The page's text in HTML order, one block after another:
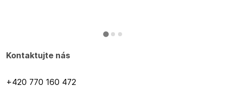
Kontaktujte nás
+420 770 160 472